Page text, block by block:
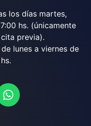
los días martes,
hs. (únicamente
previa).
lunes a viernes de